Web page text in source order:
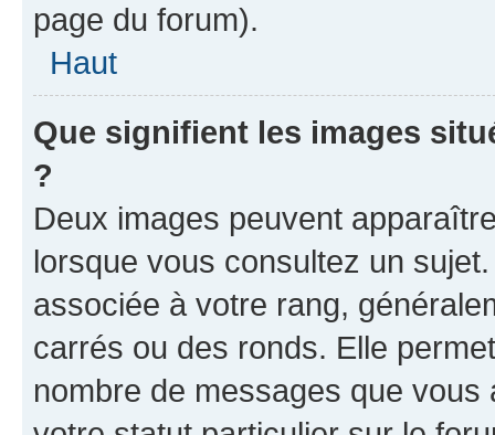
page du forum).
Haut
Que signifient les images
?
Deux images peuvent
lorsque vous consultez un
associée à votre rang,
carrés ou des ronds. Elle
nombre de messages que